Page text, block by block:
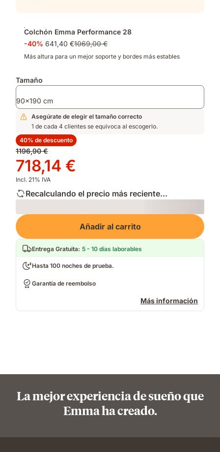
Colchón Emma Performance 28
-40% 641,40 €1069,00 €
Más altura para un mejor soporte y bordes más estables
Tamaño
90x190 cm
Asegúrate de elegir el tamaño correcto
1 de cada 4 clientes se equivoca al escogerlo.
40% de descuento
Precio
original
1196,90 €
1196,90 €
Precio
718,14 €
718,14 €
Incl. 21% IVA
Recalculando el precio más reciente...
Loading
Añadir al carrito
Entrega Gratuita: 5 - 10 días laborables
Hasta 100 noches de prueba.
Garantía de reembolso
Más información
La mejor experiencia de sueño que
Emma ha creado.